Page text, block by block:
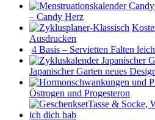
– Candy Herz
Ausdrucken
4 Basis – Servietten Falten
Japanischer Garten neues
Östrogen und Progesteron